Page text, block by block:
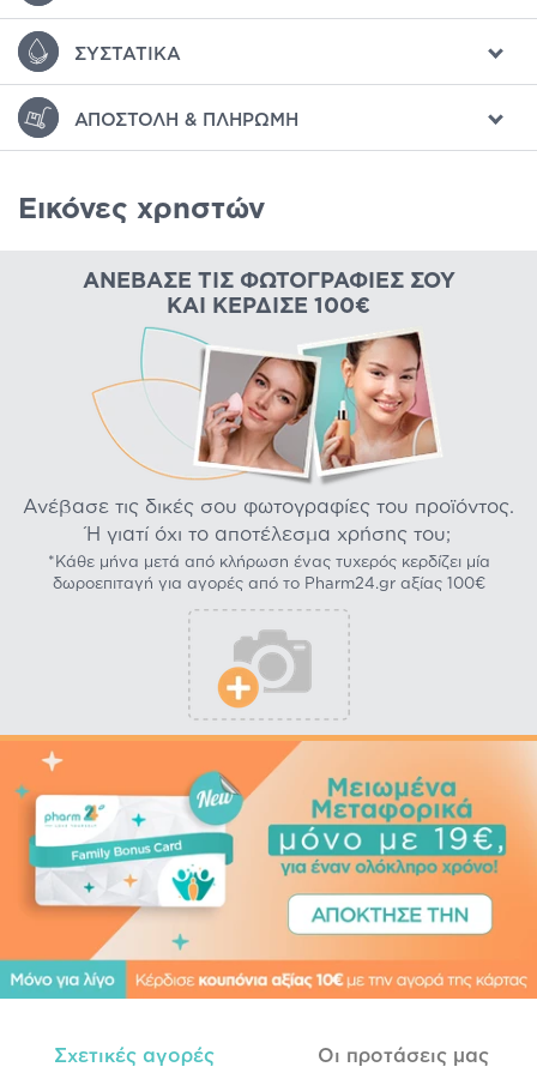
ΣΥΣΤΑΤΙΚΆ
ΑΠΟΣΤΟΛΉ & ΠΛΗΡΩΜΉ
Εικόνες χρηστών
ΑΝΈΒΑΣΕ ΤΙΣ ΦΩΤΟΓΡΑΦΊΕΣ ΣΟΥ
ΚΑΙ ΚΈΡΔΙΣΕ 100€
Ανέβασε τις δικές σου φωτογραφίες του προϊόντος.
Ή γιατί όχι το αποτέλεσμα χρήσης του;
*Κάθε μήνα μετά από κλήρωση ένας τυχερός κερδίζει μία
δωροεπιταγή για αγορές από το Pharm24.gr αξίας 100€
Σχετικές αγορές Οι προτάσεις μας